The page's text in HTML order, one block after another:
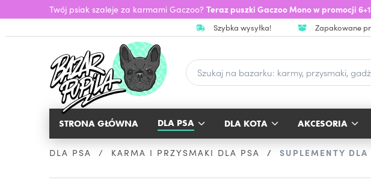
Twój psiak szaleje za karmami Gaczoo? Teraz puszki Gaczoo Mono w promocji
Szybka wysyłka! Zapakowane
STRONA GŁÓWNA DLA PSA DLA KOTA AKCESORIA
DLA PSA KARMA I PRZYSMAKI DLA PSA SUPLEMENTY DLA